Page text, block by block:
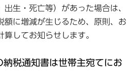
生・死亡等）があった場合は、
額に増減が生じるため、原則、お
してお知らせします。
納税通知書は世帯主宛てにお